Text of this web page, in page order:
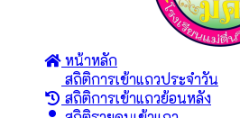
หน้าหลัก
สถิติการเข้าแถวประจำวัน
สถิติการเข้าแถวย้อนหลัง